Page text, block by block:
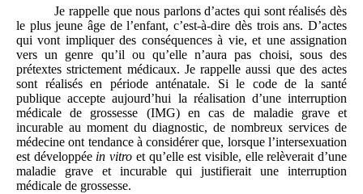
Je rappelle que nous parlons d’actes qui sont réalisés dès
le plus jeune âge de l’enfant, c’est-à-dire dès trois ans. D’actes
qui vont impliquer des conséquences à vie, et une assignation
vers un genre qu’il ou qu’elle n’aura pas choisi, sous des
prétextes strictement médicaux. Je rappelle aussi que des actes
sont réalisés en période anténatale. Si le code de la santé
publique accepte aujourd’hui la réalisation d’une interruption
médicale de grossesse (IMG) en cas de maladie grave et
incurable au moment du diagnostic, de nombreux services de
médecine ont tendance à considérer que, lorsque l’intersexuation
est développée in vitro et qu’elle est visible, elle relèverait d’une
maladie grave et incurable qui justifierait une interruption
médicale de grossesse.